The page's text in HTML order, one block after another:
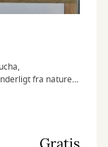
fra naturen
Gratis